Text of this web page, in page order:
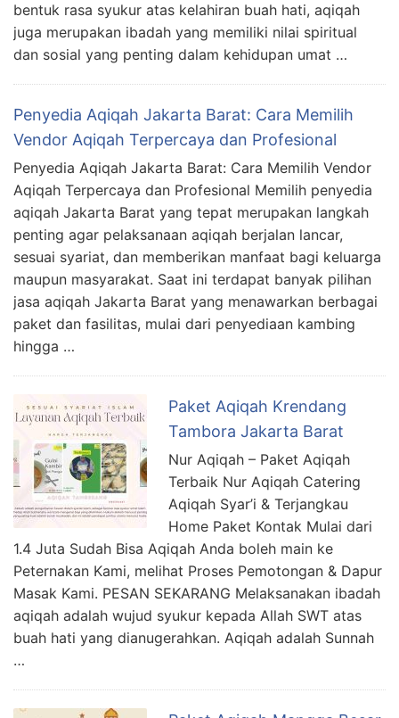
bentuk rasa syukur atas kelahiran buah hati, aqiqah
juga merupakan ibadah yang memiliki nilai spiritual
dan sosial yang penting dalam kehidupan umat …
Penyedia Aqiqah Jakarta Barat: Cara Memilih
Vendor Aqiqah Terpercaya dan Profesional
Penyedia Aqiqah Jakarta Barat: Cara Memilih Vendor
Aqiqah Terpercaya dan Profesional Memilih penyedia
aqiqah Jakarta Barat yang tepat merupakan langkah
penting agar pelaksanaan aqiqah berjalan lancar,
sesuai syariat, dan memberikan manfaat bagi keluarga
maupun masyarakat. Saat ini terdapat banyak pilihan
jasa aqiqah Jakarta Barat yang menawarkan berbagai
paket dan fasilitas, mulai dari penyediaan kambing
hingga …
Paket Aqiqah Krendang
Tambora Jakarta Barat
Nur Aqiqah – Paket Aqiqah
Terbaik Nur Aqiqah Catering
Aqiqah Syar’i & Terjangkau
Home Paket Kontak Mulai dari
1.4 Juta Sudah Bisa Aqiqah Anda boleh main ke
Peternakan Kami, melihat Proses Pemotongan & Dapur
Masak Kami. PESAN SEKARANG Melaksanakan ibadah
aqiqah adalah wujud syukur kepada Allah SWT atas
buah hati yang dianugerahkan. Aqiqah adalah Sunnah
…